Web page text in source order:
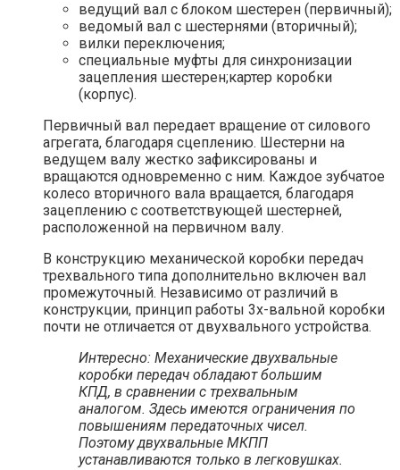
ведущий вал с блоком шестерен (первичный);
ведомый вал с шестернями (вторичный);
вилки переключения;
специальные муфты для синхронизации
зацепления шестерен;картер коробки
(корпус).
Первичный вал передает вращение от силового
агрегата, благодаря сцеплению. Шестерни на
ведущем валу жестко зафиксированы и
вращаются одновременно с ним. Каждое зубчатое
колесо вторичного вала вращается, благодаря
зацеплению с соответствующей шестерней,
расположенной на первичном валу.
В конструкцию механической коробки передач
трехвального типа дополнительно включен вал
промежуточный. Независимо от различий в
конструкции, принцип работы 3х-вальной коробки
почти не отличается от двухвального устройства.
Интересно: Механические двухвальные
коробки передач обладают большим
КПД, в сравнении с трехвальным
аналогом. Здесь имеются ограничения по
повышениям передаточных чисел.
Поэтому двухвальные МКПП
устанавливаются только в легковушках.